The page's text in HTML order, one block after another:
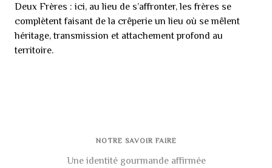
Deux Frères : ici, au lieu de s’affronter, les frères se
complètent faisant de la crêperie un lieu où se mêlent
héritage, transmission et attachement profond au
territoire.
NOTRE SAVOIR FAIRE
Une identité gourmande affirmée